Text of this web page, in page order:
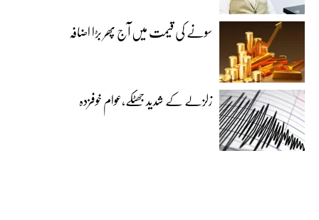
سونے کی قیمت میں آج پھر بڑا اضافہ
زلزلے کے شدید جھٹکے،عوام خوفزدہ